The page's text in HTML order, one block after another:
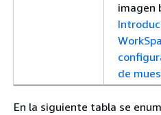
imagen
de
En la siguiente tabla se